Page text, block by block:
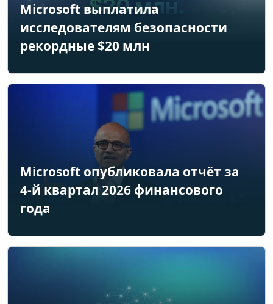
Microsoft выплатила
исследователям безопасности
рекордные $20 млн
Microsoft опубликовала отчёт за
4-й квартал 2026 финансового
года